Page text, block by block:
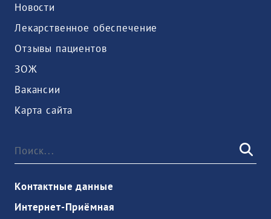
Новости
Лекарственное обеспечение
Отзывы пациентов
ЗОЖ
Вакансии
Карта сайта
Контактные данные
Интернет-Приёмная